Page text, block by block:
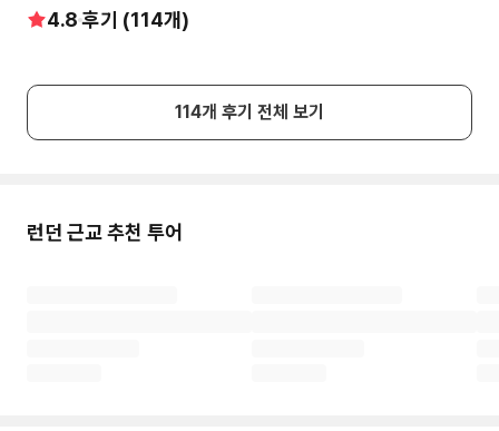
일, 26일인데요. 꼭 이 날짜를 기억하셔서 허탕 치는
일 없게 유의하시길 바라고요. 12월 24, 25, 26일이
가지 이슈로 인해서 추가적인 휴일이 생길 수도 있으
니 방문 전에 미리 오픈 여부를 확인하고 방문하시길
4.8 후기 (114개)
114개 후기 전체 보기
런던 근교 추천 투어